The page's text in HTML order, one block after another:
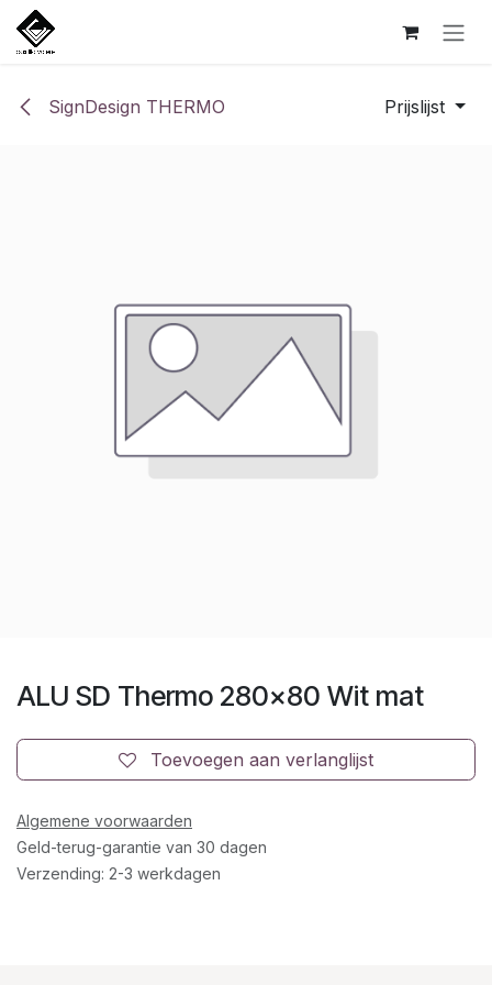
Overslaan naar inhoud
SignDesign THERMO Prijslijst
ALU SD Thermo 280x80 Wit mat
Toevoegen aan verlanglijst
Algemene voorwaarden
Geld-terug-garantie van 30 dagen
Verzending: 2-3 werkdagen